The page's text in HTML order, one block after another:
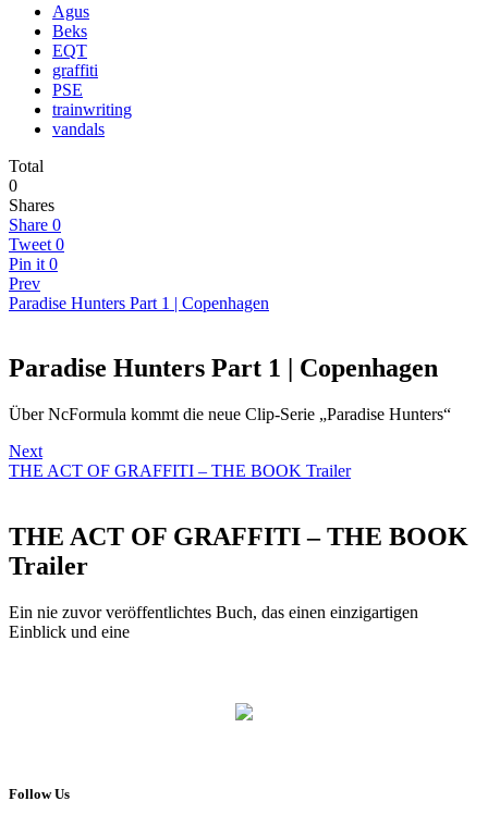
Agus
Beks
EQT
graffiti
PSE
trainwriting
vandals
Total
0
Shares
Share 0
Tweet 0
Pin it 0
Prev
Paradise Hunters Part 1 | Copenhagen
Paradise Hunters Part 1 | Copenhagen
Über NcFormula kommt die neue Clip-Serie „Paradise Hunters“
Next
THE ACT OF GRAFFITI – THE BOOK Trailer
THE ACT OF GRAFFITI – THE BOOK
Trailer
Ein nie zuvor veröffentlichtes Buch, das einen einzigartigen
Einblick und eine
Follow Us